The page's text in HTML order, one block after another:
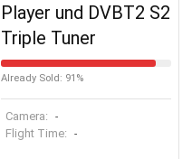
Player und DVBT2 S2
Triple Tuner
Already Sold: 91%
Camera: -
Flight Time: -